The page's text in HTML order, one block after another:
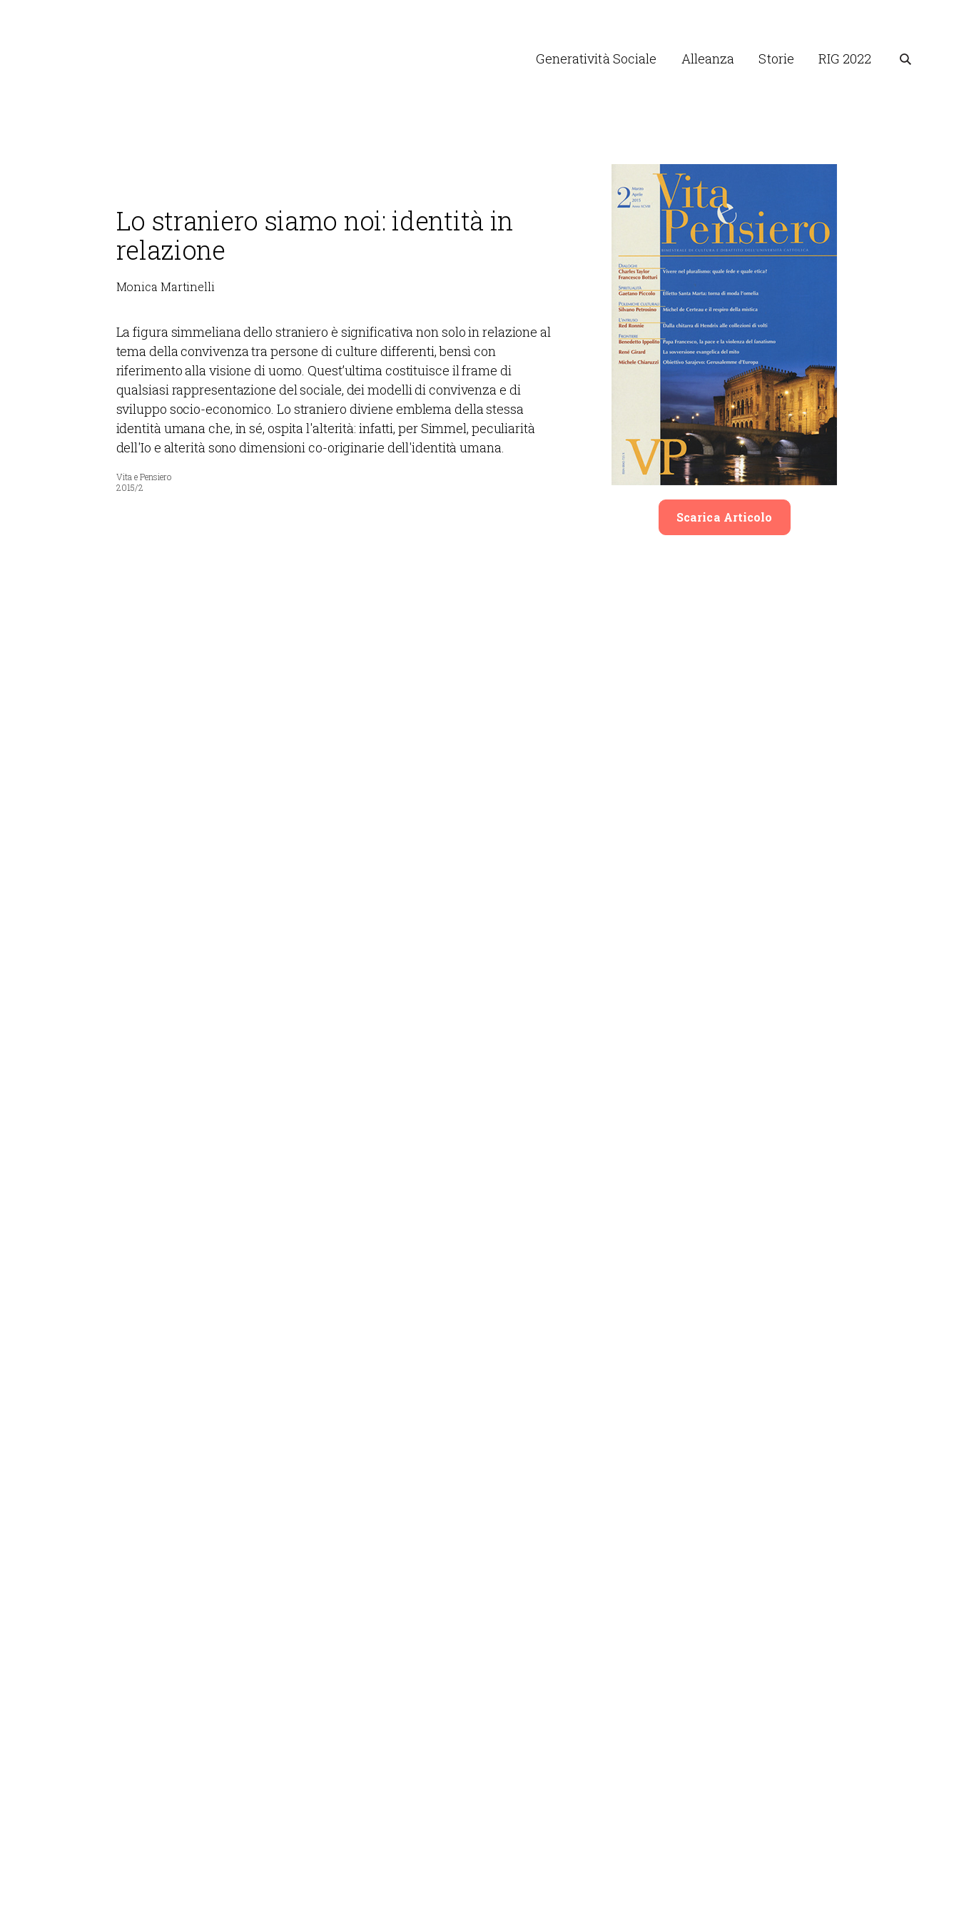
Generatività Sociale Alleanza Storie RIG 2022
Lo straniero siamo noi: identità in
relazione
Monica Martinelli
La figura simmeliana dello straniero è significativa non solo in relazione al
tema della convivenza tra persone di culture differenti, bensì con
riferimento alla visione di uomo. Quest’ultima costituisce il frame di
qualsiasi rappresentazione del sociale, dei modelli di convivenza e di
sviluppo socio-economico. Lo straniero diviene emblema della stessa
identità umana che, in sé, ospita l'alterità: infatti, per Simmel, peculiarità
dell'Io e alterità sono dimensioni co-originarie dell'identità umana.
Vita e Pensiero
2015/2
Scarica Articolo